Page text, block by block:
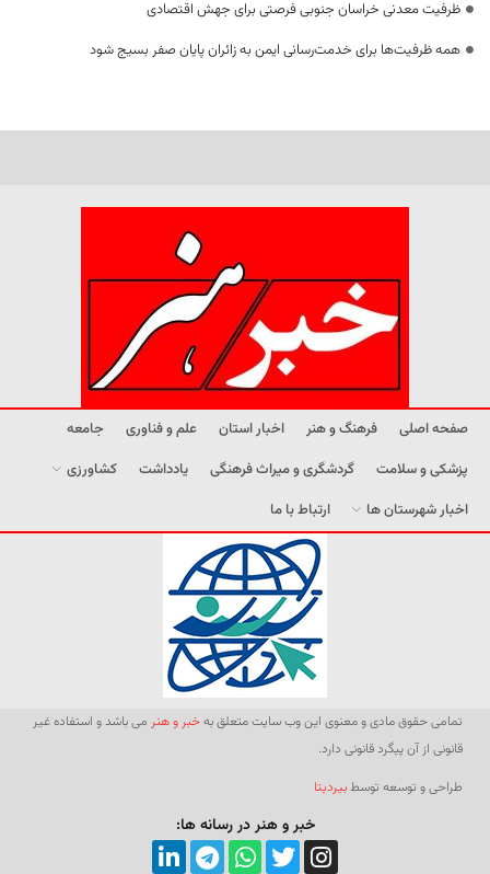
ظرفیت معدنی خراسان جنوبی فرصتی برای جهش اقتصادی
همه ظرفیت‌ها برای خدمت‌رسانی ایمن به زائران پایان صفر بسیج شود
صفحه اصلی فرهنگ و هنر اخبار استان علم و فناوری
جامعه
پزشکی و سلامت
گردشگری و میراث فرهنگی یادداشت
کشاورزی
اخبار شهرستان ها
ارتباط با ما
تمامی حقوق مادی و معنوی این وب سایت متعلق بهخبر و هنر می باشد و استفاده غیر
قانونی از آن پیگرد قانونی دارد.
طراحی و توسعه توسطبیردیتا
خبر و هنر در رسانه ها: